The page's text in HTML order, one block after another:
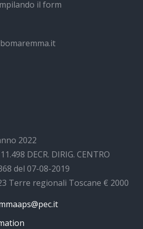
il form
2022
DECR. DIRIG. CENTRO
del 07-08-2019
Terre regionali Toscane € 2000